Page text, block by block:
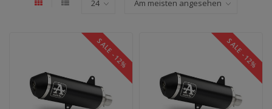
SALE -12% SALE -12%